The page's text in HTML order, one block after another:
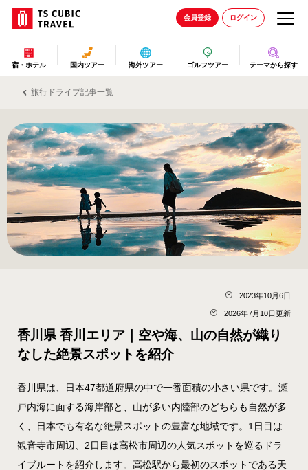
会員登録 ログイン
宿・ホテル 国内ツアー 海外ツアー ゴルフツアー テーマから探す
旅行ドライブ記事一覧
2023年10月6日
2026年7月10日更新
香川県 香川エリア｜空や海、山の自然が織り
なした絶景スポットを紹介
香川県は、日本47都道府県の中で一番面積の小さい県です。瀬
戸内海に面する海岸部と、山が多い内陸部のどちらも自然が多
く、日本でも有名な絶景スポットの豊富な地域です。1日目は
観音寺市周辺、2日目は高松市周辺の人気スポットを巡るドラ
イブルートを紹介します。高松駅から最初のスポットである天